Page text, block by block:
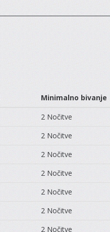
Minimalno bivanje
2 Nočitve
2 Nočitve
2 Nočitve
2 Nočitve
2 Nočitve
2 Nočitve
2 Nočitve